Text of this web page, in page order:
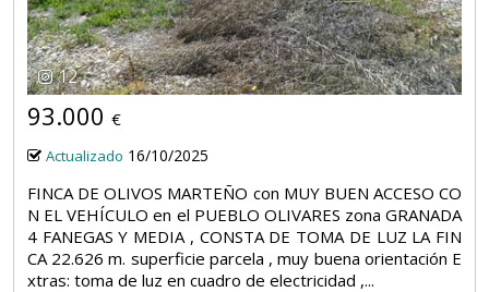
12
93.000 €
Actualizado 16/10/2025
FINCA DE OLIVOS MARTEÑO con MUY BUEN ACCESO CO
N EL VEHÍCULO en el PUEBLO OLIVARES zona GRANADA
4 FANEGAS Y MEDIA , CONSTA DE TOMA DE LUZ LA FIN
CA 22.626 m. superficie parcela , muy buena orientación E
xtras: toma de luz en cuadro de electricidad ,...